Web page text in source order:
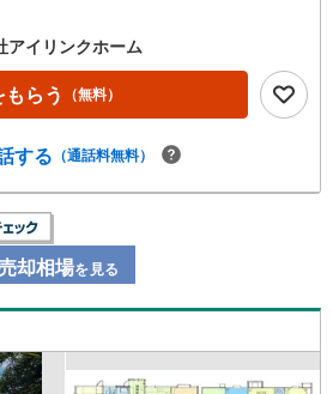
ーム小学校290m西友900m□■□現地内覧
（※事前に必ずお問い合わせくださいま
（所要時間）》・サクッと内覧コース
じっくり内覧コース （60分～）・納得
90分～）・まずは住宅ローン相談か
:時間帯のご指定が可能です!!平日やお仕事
アイリンクホーム
らう （無料）
する （通話料無料）
却相場を見る